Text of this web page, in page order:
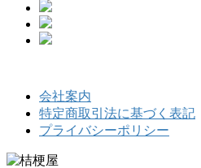
会社案内
特定商取引法に基づく表記
プライバシーポリシー